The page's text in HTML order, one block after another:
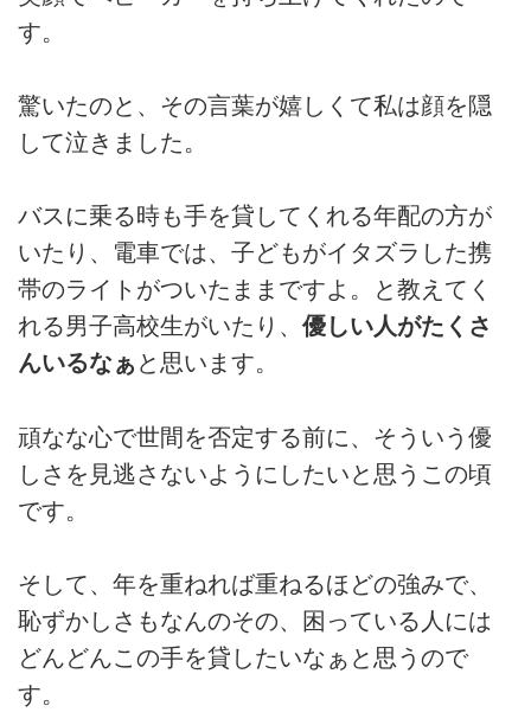
す。
驚いたのと、その言葉が嬉しくて私は顔を隠
して泣きました。
バスに乗る時も手を貸してくれる年配の方が
いたり、電車では、子どもがイタズラした携
帯のライトがついたままですよ。と教えてく
れる男子高校生がいたり、 優しい人がたくさ
んいるなぁ と思います。
頑なな心で世間を否定する前に、そういう優
しさを見逃さないようにしたいと思うこの頃
です。
そして、年を重ねれば重ねるほどの強みで、
恥ずかしさもなんのその、困っている人には
どんどんこの手を貸したいなぁと思うので
す。